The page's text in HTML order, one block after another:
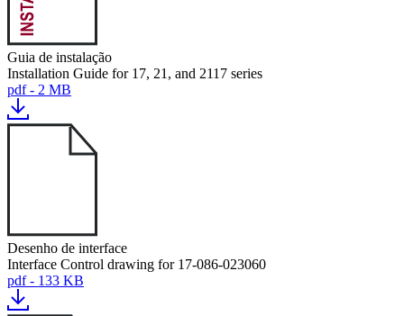
Guia de instalação
Installation Guide for 17, 21, and 2117 series
pdf - 2 MB
Desenho de interface
Interface Control drawing for 17-086-023060
pdf - 133 KB